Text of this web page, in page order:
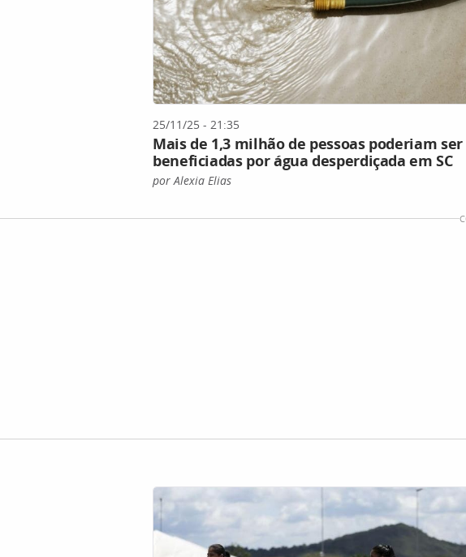
25/11/25 - 21:35
Mais de 1,3 milhão de pessoas poderiam ser
beneficiadas por água desperdiçada em SC
por Alexia Elias